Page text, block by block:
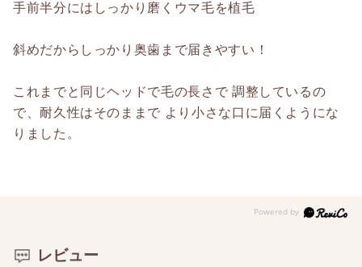
手前半分にはしっかり磨くウマ毛を植毛
斜めだからしっかり奥歯まで届きやすい！
これまでと同じヘッドで毛の長さで 調整しているの
で、耐久性はそのままで より小さな口に届くようにな
りました。
レビュー